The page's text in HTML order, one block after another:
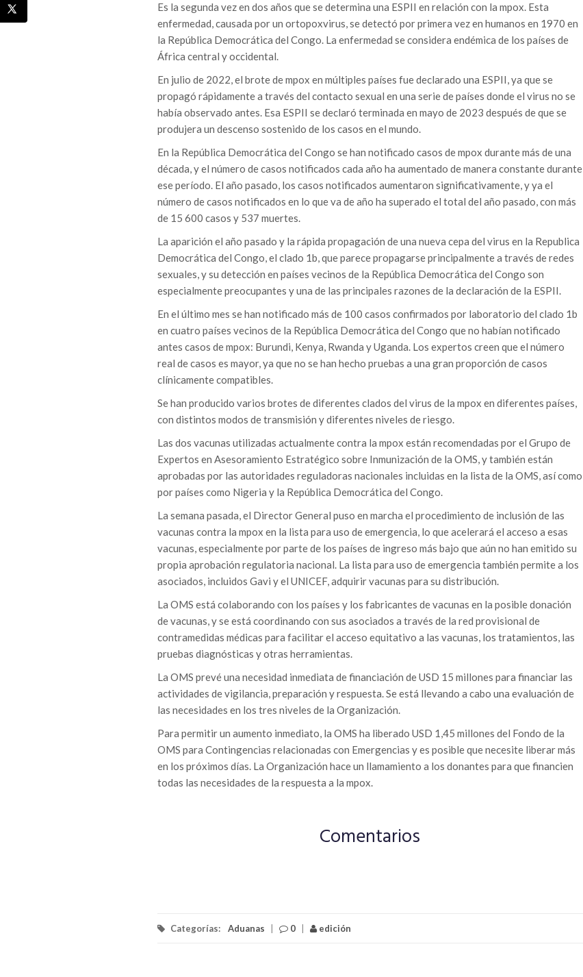
Es la segunda vez en dos años que se determina una ESPII en relación con la mpox. Esta
enfermedad, causada por un ortopoxvirus, se detectó por primera vez en humanos en 1970 en
la República Democrática del Congo. La enfermedad se considera endémica de los países de
África central y occidental.
En julio de 2022, el brote de mpox en múltiples países fue declarado una ESPII, ya que se
propagó rápidamente a través del contacto sexual en una serie de países donde el virus no se
había observado antes. Esa ESPII se declaró terminada en mayo de 2023 después de que se
produjera un descenso sostenido de los casos en el mundo.
En la República Democrática del Congo se han notificado casos de mpox durante más de una
década, y el número de casos notificados cada año ha aumentado de manera constante durante
ese período. El año pasado, los casos notificados aumentaron significativamente, y ya el
número de casos notificados en lo que va de año ha superado el total del año pasado, con más
de 15 600 casos y 537 muertes.
La aparición el año pasado y la rápida propagación de una nueva cepa del virus en la Republica
Democrática del Congo, el clado 1b, que parece propagarse principalmente a través de redes
sexuales, y su detección en países vecinos de la República Democrática del Congo son
especialmente preocupantes y una de las principales razones de la declaración de la ESPII.
En el último mes se han notificado más de 100 casos confirmados por laboratorio del clado 1b
en cuatro países vecinos de la República Democrática del Congo que no habían notificado
antes casos de mpox: Burundi, Kenya, Rwanda y Uganda. Los expertos creen que el número
real de casos es mayor, ya que no se han hecho pruebas a una gran proporción de casos
clínicamente compatibles.
Se han producido varios brotes de diferentes clados del virus de la mpox en diferentes países,
con distintos modos de transmisión y diferentes niveles de riesgo.
Las dos vacunas utilizadas actualmente contra la mpox están recomendadas por el Grupo de
Expertos en Asesoramiento Estratégico sobre Inmunización de la OMS, y también están
aprobadas por las autoridades reguladoras nacionales incluidas en la lista de la OMS, así como
por países como Nigeria y la República Democrática del Congo.
La semana pasada, el Director General puso en marcha el procedimiento de inclusión de las
vacunas contra la mpox en la lista para uso de emergencia, lo que acelerará el acceso a esas
vacunas, especialmente por parte de los países de ingreso más bajo que aún no han emitido su
propia aprobación regulatoria nacional. La lista para uso de emergencia también permite a los
asociados, incluidos Gavi y el UNICEF, adquirir vacunas para su distribución.
La OMS está colaborando con los países y los fabricantes de vacunas en la posible donación
de vacunas, y se está coordinando con sus asociados a través de la red provisional de
contramedidas médicas para facilitar el acceso equitativo a las vacunas, los tratamientos, las
pruebas diagnósticas y otras herramientas.
La OMS prevé una necesidad inmediata de financiación de USD 15 millones para financiar las
actividades de vigilancia, preparación y respuesta. Se está llevando a cabo una evaluación de
las necesidades en los tres niveles de la Organización.
Para permitir un aumento inmediato, la OMS ha liberado USD 1,45 millones del Fondo de la
OMS para Contingencias relacionadas con Emergencias y es posible que necesite liberar más
en los próximos días. La Organización hace un llamamiento a los donantes para que financien
todas las necesidades de la respuesta a la mpox.
Comentarios
Categorías: Aduanas 0 edición